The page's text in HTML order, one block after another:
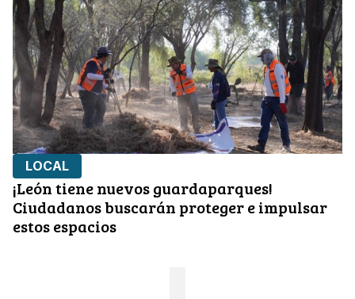
LOCAL
¡León tiene nuevos guardaparques!
Ciudadanos buscarán proteger e impulsar
estos espacios